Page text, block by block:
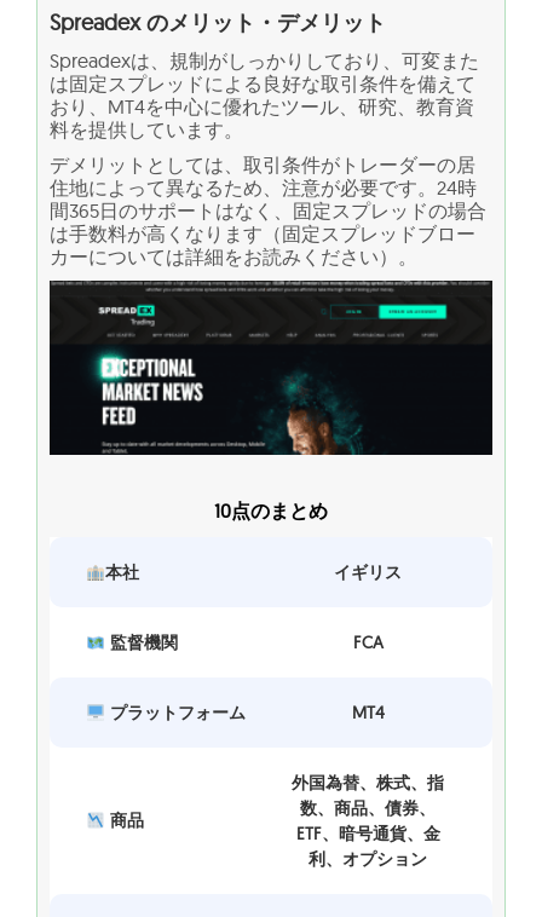
Spreadex のメリット・デメリット
Spreadexは、規制がしっかりしており、可変また
は固定スプレッドによる良好な取引条件を備えて
おり、MT4を中心に優れたツール、研究、教育資
料を提供しています。
デメリットとしては、取引条件がトレーダーの居
住地によって異なるため、注意が必要です。24時
間365日のサポートはなく、固定スプレッドの場合
は手数料が高くなります（固定スプレッドブロー
カーについては詳細をお読みください）。
10点のまとめ
本社 イギリス
監督機関 FCA
プラットフォーム MT4
商品
外国為替、株式、指
数、商品、債券、
ETF、暗号通貨、金
利、オプション